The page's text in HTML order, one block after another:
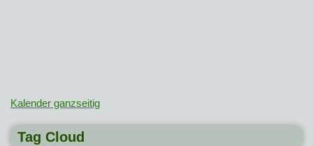
Kalender ganzseitig
Tag Cloud